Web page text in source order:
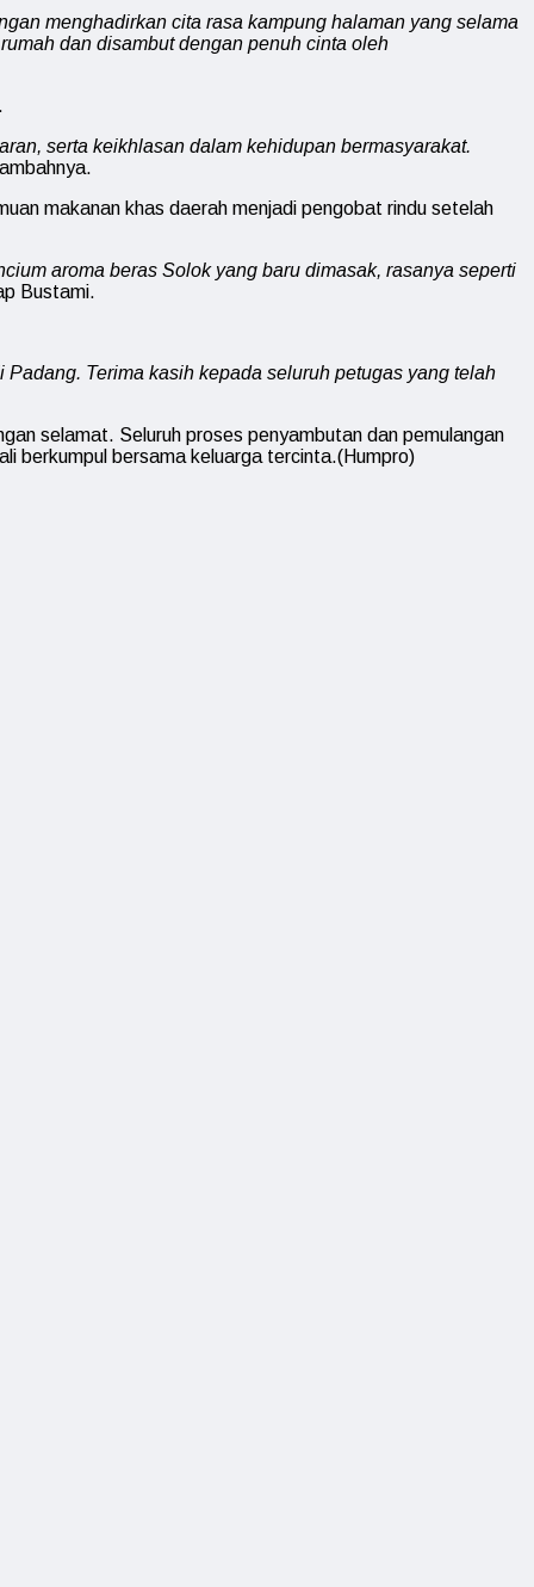
menghadirkan cita rasa kampung halaman yang selama
dan disambut dengan penuh cinta oleh
serta keikhlasan dalam kehidupan bermasyarakat.
makanan khas daerah menjadi pengobat rindu setelah
aroma beras Solok yang baru dimasak, rasanya seperti
Bustami.
Terima kasih kepada seluruh petugas yang telah
selamat. Seluruh proses penyambutan dan pemulangan
berkumpul bersama keluarga tercinta.(Humpro)